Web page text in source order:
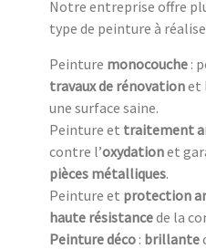
Notre entreprise offre
type de peinture à
Peinture monocouche :
travauxde rénovationet
une surface saine.
Peinture et traitement
contre l’oxydationet
pièces métalliques.
Peinture et protection
haute résistancede la
Peinturedéco : brillante